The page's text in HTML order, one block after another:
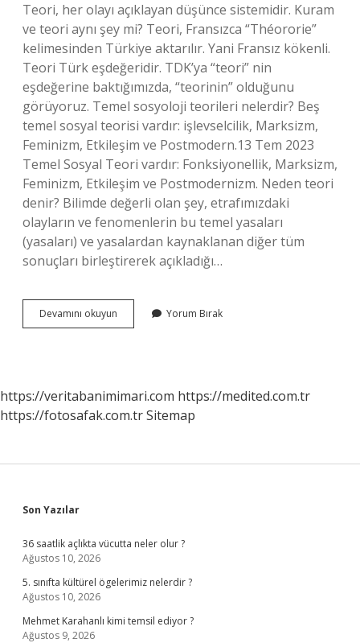
Teori, her olayı açıklayan düşünce sistemidir. Kuram
ve teori aynı şey mi? Teori, Fransızca “Théororie”
kelimesinden Türkiye aktarılır. Yani Fransız kökenli.
Teori Türk eşdeğeridir. TDK’ya “teori” nin
eşdeğerine baktığımızda, “teorinin” olduğunu
görüyoruz. Temel sosyoloji teorileri nelerdir? Beş
temel sosyal teorisi vardır: işlevselcilik, Marksizm,
Feminizm, Etkileşim ve Postmodern.13 Tem 2023
Temel Sosyal Teori vardır: Fonksiyonellik, Marksizm,
Feminizm, Etkileşim ve Postmodernizm. Neden teori
denir? Bilimde değerli olan şey, etrafımızdaki
olayların ve fenomenlerin bu temel yasaları
(yasaları) ve yasalardan kaynaklanan diğer tüm
sonuçları birleştirerek açıkladığı…
Devamını okuyun
Nedir
Yorum Bırak
https://veritabanimimari.com https://medited.com.tr
https://fotosafak.com.trSitemap
Sidebar
Son Yazılar
36 saatlik açlıkta vücutta neler olur ?
Ağustos 10, 2026
5. sınıfta kültürel ögelerimiz nelerdir ?
Ağustos 10, 2026
Mehmet Karahanlı kimi temsil ediyor ?
Ağustos 9, 2026